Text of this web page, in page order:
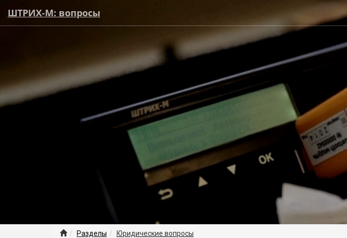
ШТРИХ-М: вопросы
Разделы Юридические вопросы